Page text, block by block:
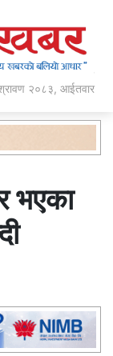
२०८३, आईतवार
भएका